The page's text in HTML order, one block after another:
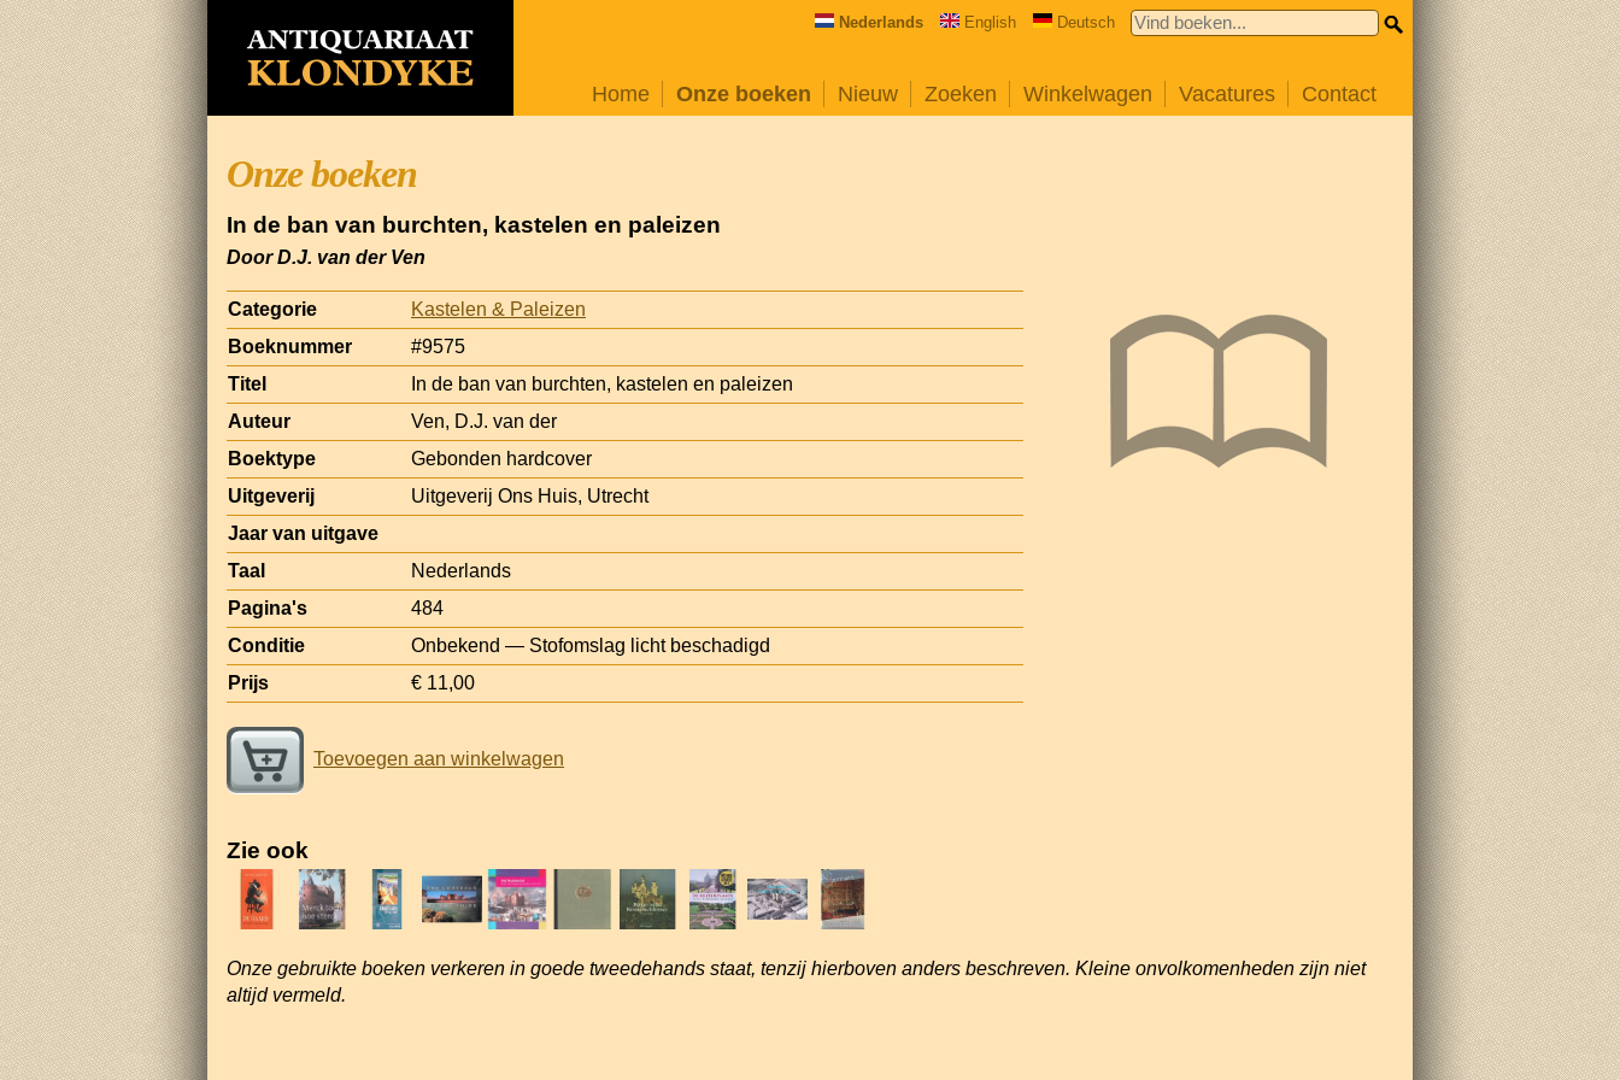
Nederlands English Deutsch
Home Onze boeken Nieuw Zoeken Winkelwagen Vacatures Contact
Onze boeken
In de ban van burchten, kastelen en paleizen
Door D.J. van der Ven
Categorie
Kastelen & Paleizen
Boeknummer
#9575
Titel
In de ban van burchten, kastelen en paleizen
Auteur
Ven, D.J. van der
Boektype
Gebonden hardcover
Uitgeverij
Uitgeverij Ons Huis, Utrecht
Jaar van uitgave
Taal
Nederlands
Pagina's
484
Conditie
Onbekend — Stofomslag licht beschadigd
Prijs
€ 11,00
Toevoegen aan winkelwagen
Zie ook
Onze gebruikte boeken verkeren in goede tweedehands staat, tenzij hierboven anders beschreven. Kleine onvolkomenheden zijn niet
altijd vermeld.